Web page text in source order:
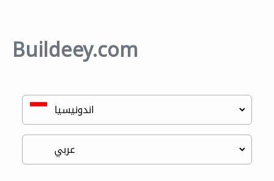
Buildeey.com